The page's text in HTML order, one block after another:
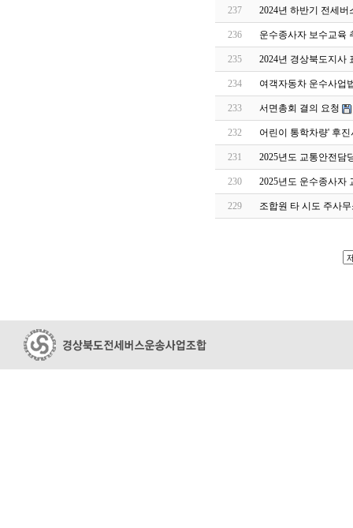
237 2024년 하반기 전세
236 운수종사자 보수교육
235 2024년 경상북도지사
234 여객자동차 운수사업
233 서면총회 결의 요청
232 어린이 통학차량' 후
231 2025년도 교통안전담
230 2025년도 운수종사자
229 조합원 타 시도 주사